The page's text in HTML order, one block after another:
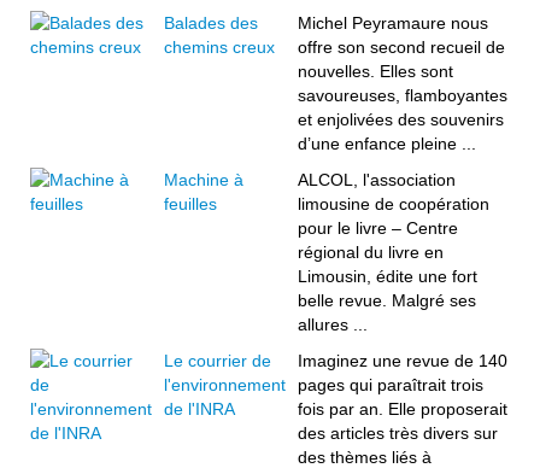
Balades des
chemins creux
Michel Peyramaure nous
offre son second recueil de
nouvelles. Elles sont
savoureuses, flamboyantes
et enjolivées des souvenirs
d’une enfance pleine ...
Machine à
feuilles
ALCOL, l'association
limousine de coopération
pour le livre – Centre
régional du livre en
Limousin, édite une fort
belle revue. Malgré ses
allures ...
Le courrier de
l'environnement
de l'INRA
Imaginez une revue de 140
pages qui paraîtrait trois
fois par an. Elle proposerait
des articles très divers sur
des thèmes liés à